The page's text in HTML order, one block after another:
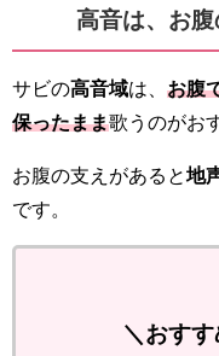
高音は、お腹
サビの高音域は、 お腹
保ったまま歌うのがお
お腹の支えがあると地
です。
＼おす